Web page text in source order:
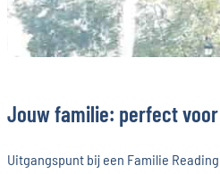
Jouw familie: perfect
Uitgangspunt bij een Familie